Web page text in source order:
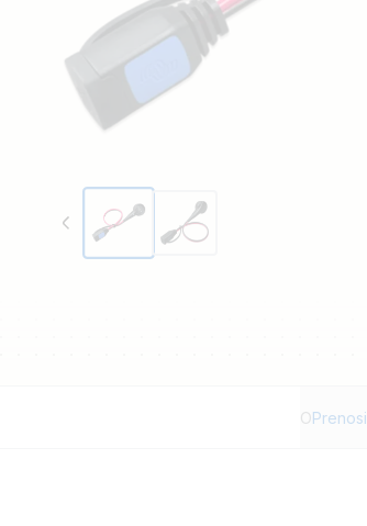
OPrenosi